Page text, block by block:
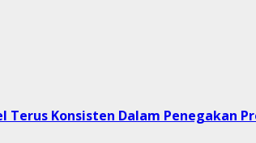
Terus Konsisten Dalam Penegakan